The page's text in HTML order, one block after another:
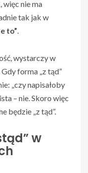
nie ma
tak jak w
to”.
wystarczy w
Gdy forma „z tąd”
„czy napisałoby
– nie. Skoro więc
będzie „z tąd”.
w